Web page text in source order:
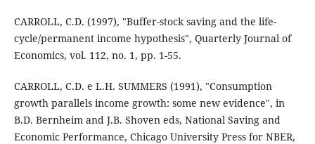
CARROLL, C.D. (1997), "Buffer-stock saving and the life-
cycle/permanent income hypothesis", Quarterly Journal of
Economics, vol. 112, no. 1, pp. 1-55.
CARROLL, C.D. e L.H. SUMMERS (1991), "Consumption
growth parallels income growth: some new evidence", in
B.D. Bernheim and J.B. Shoven eds, National Saving and
Economic Performance, Chicago University Press for NBER,